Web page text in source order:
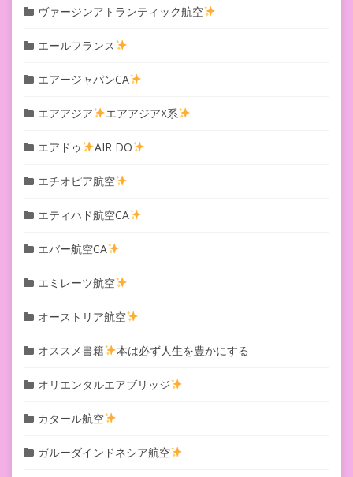
ヴァージンアトランティック航空
エールフランス
エアージャパンCA
エアアジア エアアジアX系
エアドゥ AIR DO
エチオピア航空
エティハド航空CA
エバー航空CA
エミレーツ航空
オーストリア航空
オススメ書籍 本は必ず人生を豊かにする
オリエンタルエアブリッジ
カタール航空
ガルーダインドネシア航空